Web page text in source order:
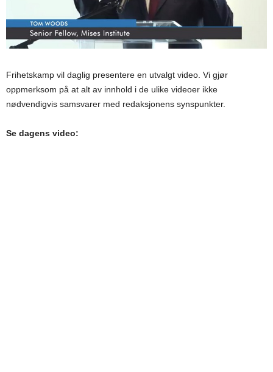
Frihetskamp vil daglig presentere en utvalgt video. Vi gjør
oppmerksom på at alt av innhold i de ulike videoer ikke
nødvendigvis samsvarer med redaksjonens synspunkter.
Se dagens video: